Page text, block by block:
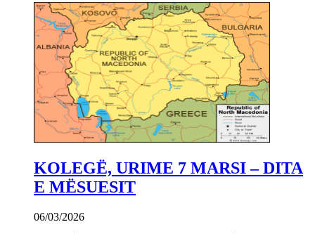
KOLEGË, URIME 7 MARSI – DITA
E MËSUESIT
06/03/2026